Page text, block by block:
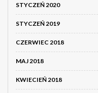
STYCZEŃ 2020
STYCZEŃ 2019
CZERWIEC 2018
MAJ 2018
KWIECIEŃ 2018